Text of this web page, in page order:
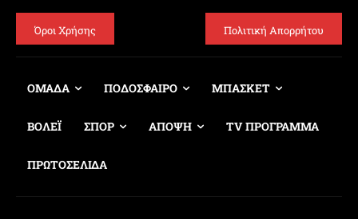
Όροι Χρήσης Πολιτική Απορρήτου
ΟΜΑΔΑ ΠΟΔΟΣΦΑΙΡΟ ΜΠΑΣΚΕΤ
ΒΟΛΕΪ ΣΠΟΡ ΑΠΟΨΗ TV ΠΡΟΓΡΑΜΜΑ
ΠΡΩΤΟΣΕΛΙΔΑ